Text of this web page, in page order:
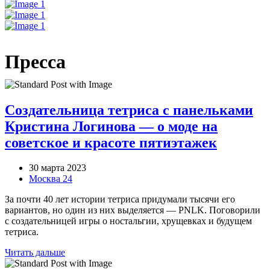
Пресса
Создательница тетриса с панельками
Кристина Логинова — о моде на
советское и красоте пятиэтажек
30 марта 2023
Москва 24
За почти 40 лет истории тетриса придумали тысячи его
вариантов, но один из них выделяется — PNLK. Поговорили
с создательницей игры о ностальгии, хрущевках и будущем
тетриса.
Читать дальше